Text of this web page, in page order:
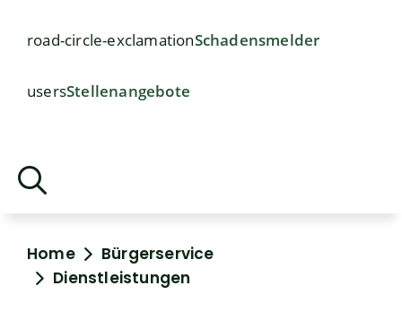
road-circle-exclamationSchadensmelder
usersStellenangebote
Home
Bürgerservice
Dienstleistungen